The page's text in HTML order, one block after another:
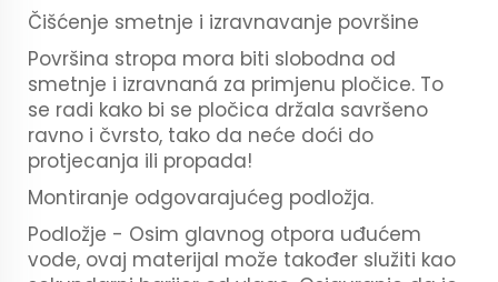
Čišćenje smetnje i izravnavanje površine
Površina stropa mora biti slobodna od
smetnje i izravnaná za primjenu pločice. To
se radi kako bi se pločica držala savršeno
ravno i čvrsto, tako da neće doći do
protjecanja ili propada!
Montiranje odgovarajućeg podložja.
Podložje - Osim glavnog otpora uđućem
vode, ovaj materijal može također služiti kao